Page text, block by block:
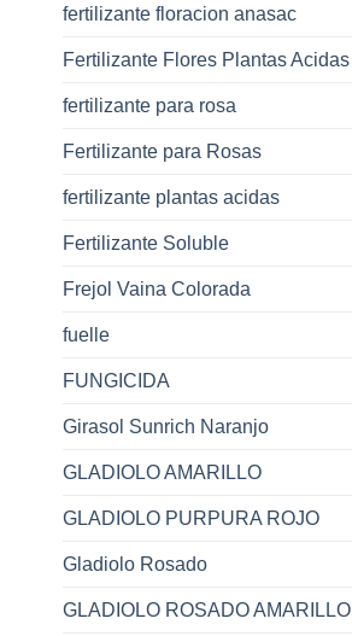
fertilizante floracion anasac
Fertilizante Flores Plantas Acidas
fertilizante para rosa
Fertilizante para Rosas
fertilizante plantas acidas
Fertilizante Soluble
Frejol Vaina Colorada
fuelle
FUNGICIDA
Girasol Sunrich Naranjo
GLADIOLO AMARILLO
GLADIOLO PURPURA ROJO
Gladiolo Rosado
GLADIOLO ROSADO AMARILLO